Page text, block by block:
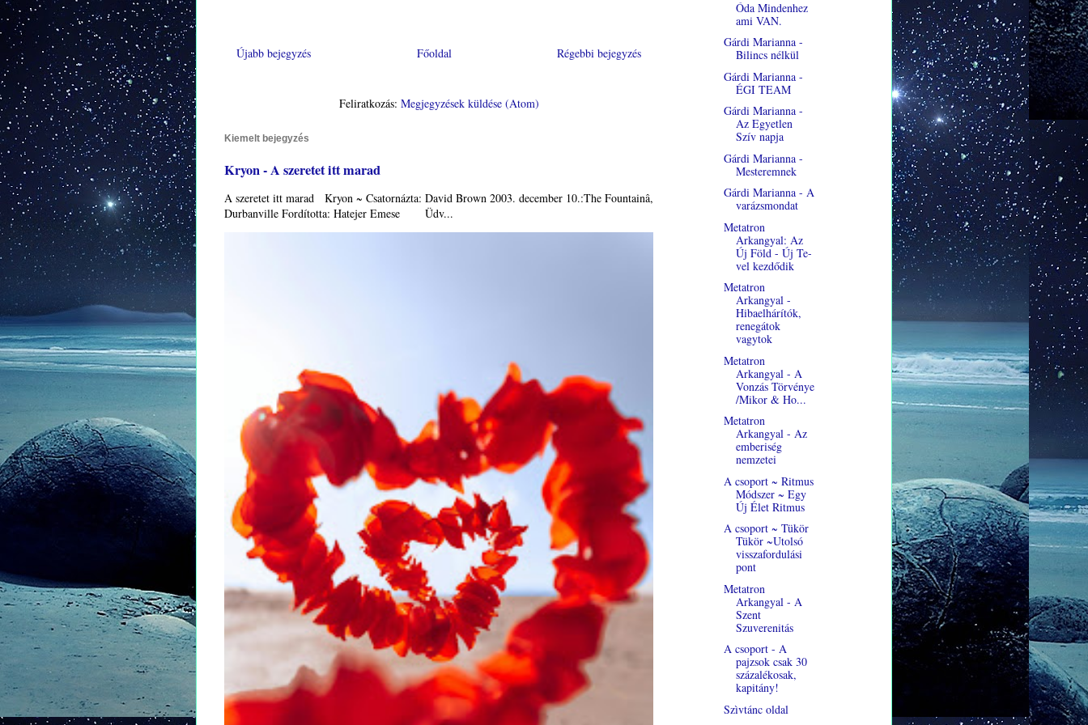
Újabb bejegyzés Régebbi bejegyzés
Főoldal
Feliratkozás: Megjegyzések küldése (Atom)
Kiemelt bejegyzés
Kryon - A szeretet itt marad
A szeretet itt marad Kryon ~ Csatornázta: David Brown 2003. december 10.:The Fountainâ,
Durbanville Fordította: Hatejer Emese Üdv...
Óda Mindenhez
ami VAN.
Gárdi Marianna -
Bilincs nélkül
Gárdi Marianna -
ÉGI TEAM
Gárdi Marianna -
Az Egyetlen
Szív napja
Gárdi Marianna -
Mesteremnek
Gárdi Marianna - A
varázsmondat
Metatron
Arkangyal: Az
Új Föld - Új Te-
vel kezdődik
Metatron
Arkangyal -
Hibaelhárítók,
renegátok
vagytok
Metatron
Arkangyal - A
Vonzás Törvénye
/Mikor & Ho...
Metatron
Arkangyal - Az
emberiség
nemzetei
A csoport ~ Ritmus
Módszer ~ Egy
Új Élet Ritmus
A csoport ~ Tükör
Tükör ~Utolsó
visszafordulási
pont
Metatron
Arkangyal - A
Szent
Szuverenitás
A csoport - A
pajzsok csak 30
százalékosak,
kapitány!
Szìvtánc oldal